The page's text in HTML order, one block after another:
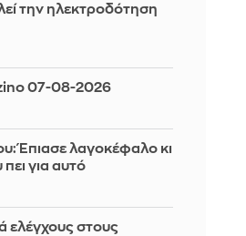
την ηλεκτροδότηση
07-08-2026
Έπιασε λαγοκέφαλο κι
πει για αυτό
ελέγχους στους